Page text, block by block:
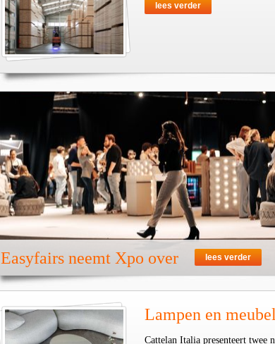
lees verder
Easyfairs neemt Xpo over lees verder
Lampen en
Cattelan Italia presenteert twee